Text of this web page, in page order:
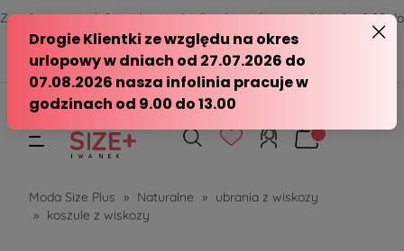
Zamów przez telefon od poniedziałku do piątku w godzinach - 8:00 do
15:00
570 390 351
sklep@modasizeplus.pl
Moda Size Plus » Naturalne » ubrania z wiskozy
» koszule z wiskozy